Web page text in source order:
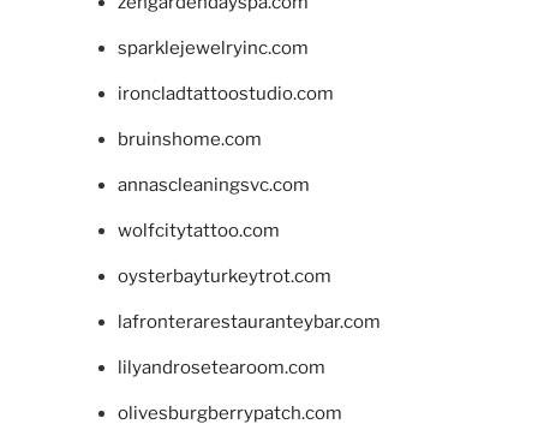
sparklejewelryinc.com
ironcladtattoostudio.com
bruinshome.com
annascleaningsvc.com
wolfcitytattoo.com
oysterbayturkeytrot.com
lafronterarestauranteybar.com
lilyandrosetearoom.com
olivesburgberrypatch.com